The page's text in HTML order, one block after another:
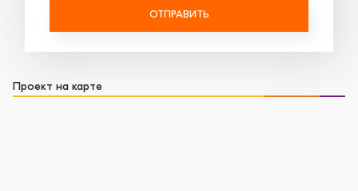
ОТПРАВИТЬ
Проект на карте